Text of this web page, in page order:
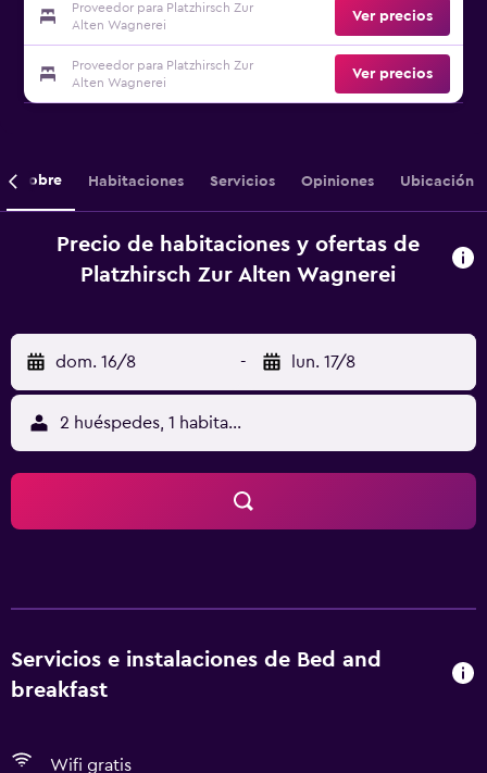
Proveedor para Platzhirsch Zur
Alten Wagnerei
Ver precios
Proveedor para Platzhirsch Zur
Alten Wagnerei
Ver precios
Sobre Habitaciones Servicios Opiniones Ubicación
Precio de habitaciones y ofertas de
Platzhirsch Zur Alten Wagnerei
dom. 16/8 - lun. 17/8
2 huéspedes, 1 habitación
Servicios e instalaciones de Bed and
breakfast
Wifi gratis